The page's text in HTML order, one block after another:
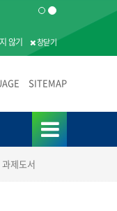
않기 창닫기
SITEMAP
과제도서